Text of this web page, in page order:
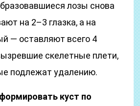
лозы снова
на 2–3 глазка, а на
— оставляют всего 4
скелетные плети,
подлежат удалению.
куст по